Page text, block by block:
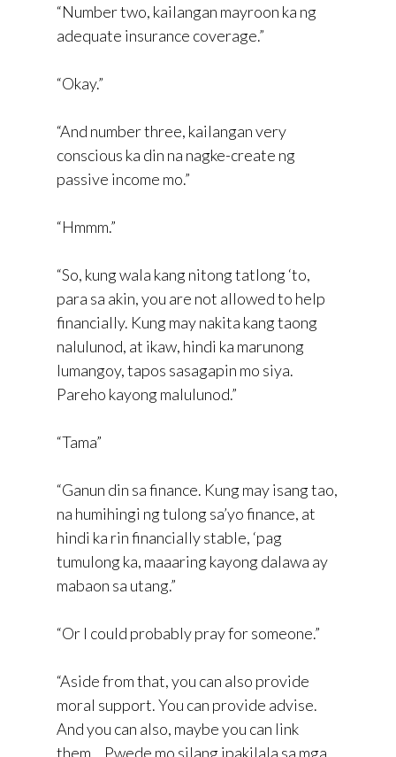
“Number two, kailangan mayroon ka ng
adequate insurance coverage.”
“Okay.”
“And number three, kailangan very
conscious ka din na nagke-create ng
passive income mo.”
“Hmmm.”
“So, kung wala kang nitong tatlong ‘to,
para sa akin, you are not allowed to help
financially. Kung may nakita kang taong
nalulunod, at ikaw, hindi ka marunong
lumangoy, tapos sasagapin mo siya.
Pareho kayong malulunod.”
“Tama”
“Ganun din sa finance. Kung may isang tao,
na humihingi ng tulong sa’yo finance, at
hindi ka rin financially stable, ‘pag
tumulong ka, maaaring kayong dalawa ay
mabaon sa utang.”
“Or I could probably pray for someone.”
“Aside from that, you can also provide
moral support. You can provide advise.
And you can also, maybe you can link
them… Pwede mo silang ipakilala sa mga